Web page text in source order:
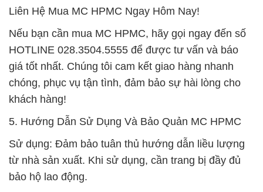
Liên Hệ Mua MC HPMC Ngay Hôm Nay!
Nếu bạn cần mua MC HPMC, hãy gọi ngay đến số
HOTLINE 028.3504.5555 để được tư vấn và báo
giá tốt nhất. Chúng tôi cam kết giao hàng nhanh
chóng, phục vụ tận tình, đảm bảo sự hài lòng cho
khách hàng!
5. Hướng Dẫn Sử Dụng Và Bảo Quản MC HPMC
Sử dụng: Đảm bảo tuân thủ hướng dẫn liều lượng
từ nhà sản xuất. Khi sử dụng, cần trang bị đầy đủ
bảo hộ lao động.